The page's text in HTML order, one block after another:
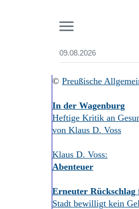
09.08.2026
Start
Aktuelle
Abonnenten-
Abonnent
Abo Prämien
Mediadaten
Suchen und
© Preußische
In der Wagenburg
Heftige Kritik an
von Klaus D. Voss
Klaus D. Voss:
Abenteuer
Erneuter Rückschlag
Stadt bewilligt kein